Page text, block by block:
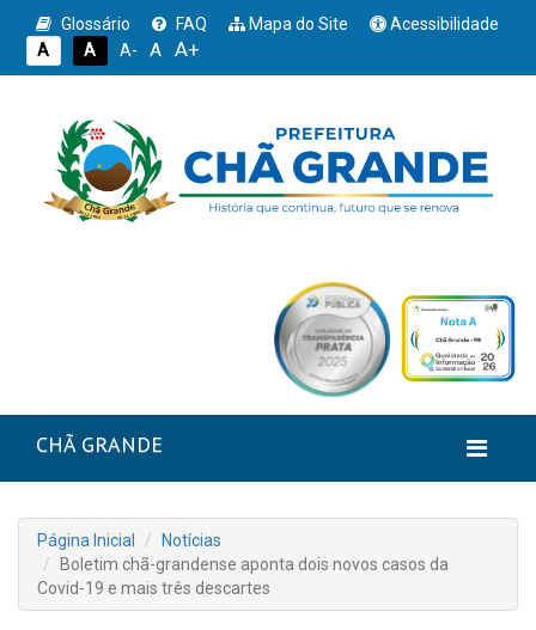
Glossário FAQ Mapa do Site
Acessibilidade
A
A A- A A+
CHÃ GRANDE
Página Inicial
Notícias
Boletim chã-grandense aponta dois novos casos da
Covid-19 e mais três descartes